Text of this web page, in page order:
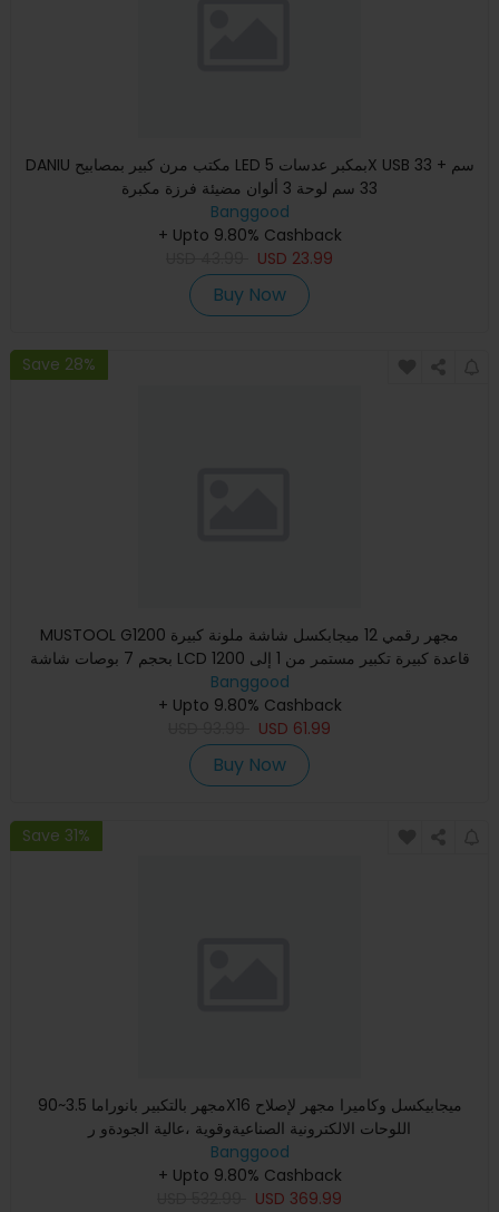
DANIU مكتب مرن كبير بمصابيح LED بمكبر عدسات 5X USB 33 سم +
33 سم لوحة 3 ألوان مضيئة فرزة مكبرة
Banggood
+ Upto 9.80% Cashback
USD 23.99
Buy Now
Save 28%
MUSTOOL G1200 مجهر رقمي 12 ميجابكسل شاشة ملونة كبيرة
بحجم 7 بوصات شاشة LCD قاعدة كبيرة تكبير مستمر من 1 إلى 1200
مرة مع
Banggood
+ Upto 9.80% Cashback
USD 61.99
Buy Now
Save 31%
مجهر بالتكبير بانوراما 3.5~90X16 ميجابيكسل وكاميرا مجهر لإصلاح
اللوحات الالكترونية الصناعيةوقوية ،عالية الجودةو ر
Banggood
+ Upto 9.80% Cashback
USD 369.99